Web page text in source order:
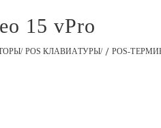
15 vPro
POS КЛАВИАТУРЫ/ POS-